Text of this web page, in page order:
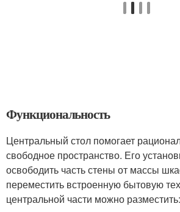
Функциональность
Центральный стол помогает
свободное пространство. Его
освободить часть стены от массы
переместить встроенную бытовую
центральной части можно разместить: